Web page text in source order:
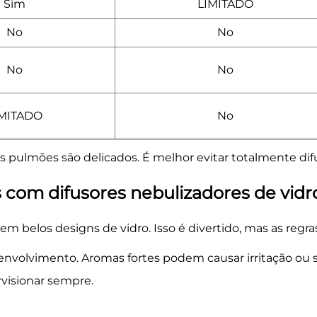
Sim LIMITADO
No No
No No
No
pulmões são delicados. É melhor evitar totalmente
difusores nebulizadores de
belos designs de vidro. Isso é divertido, mas as
Aromas fortes podem causar irritação ou
sempre.